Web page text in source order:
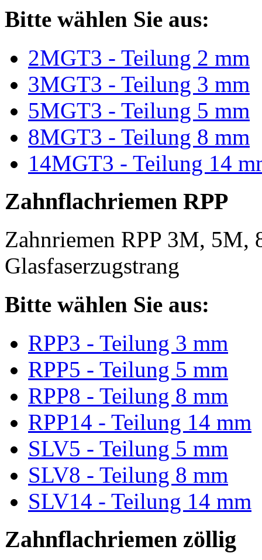
Bitte wählen Sie aus:
2MGT3 - Teilung 2 mm
3MGT3 - Teilung 3 mm
5MGT3 - Teilung 5 mm
8MGT3 - Teilung 8 mm
14MGT3 - Teilung 14
Zahnflachriemen RPP
Zahnriemen RPP 3M, 5M,
Glasfaserzugstrang
Bitte wählen Sie aus:
RPP3 - Teilung 3 mm
RPP5 - Teilung 5 mm
RPP8 - Teilung 8 mm
RPP14 - Teilung 14 mm
SLV5 - Teilung 5 mm
SLV8 - Teilung 8 mm
SLV14 - Teilung 14 mm
Zahnflachriemen zöllig